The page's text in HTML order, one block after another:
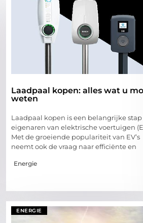
Laadpaal kopen: alles wat u
weten
Laadpaal kopen is een belangrijke stap
eigenaren van elektrische voertuigen
Met de groeiende populariteit van EV’s
neemt ook de vraag naar efficiënte en
Energie
ENERGIE